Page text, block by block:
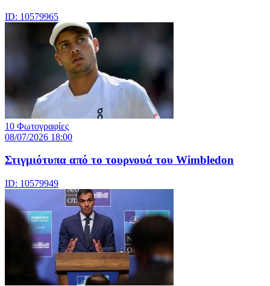
ID: 10579965
10 Φωτογραφίες
08/07/2026 18:00
Στιγμιότυπα από το τουρνουά του Wimbledon
ID: 10579949